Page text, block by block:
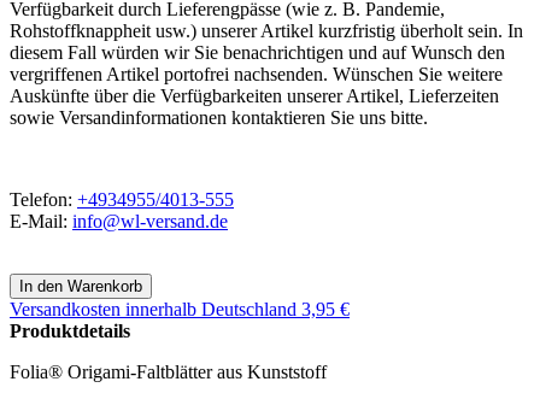
Verfügbarkeit durch Lieferengpässe (wie z. B. Pandemie,
Rohstoffknappheit usw.) unserer Artikel kurzfristig überholt sein. In
diesem Fall würden wir Sie benachrichtigen und auf Wunsch den
vergriffenen Artikel portofrei nachsenden. Wünschen Sie weitere
Auskünfte über die Verfügbarkeiten unserer Artikel, Lieferzeiten
sowie Versandinformationen kontaktieren Sie uns bitte.
Telefon: +4934955/4013-555
E-Mail: info@wl-versand.de
Versandkosten innerhalb Deutschland 3,95 €
Produktdetails
Folia® Origami-Faltblätter aus Kunststoff